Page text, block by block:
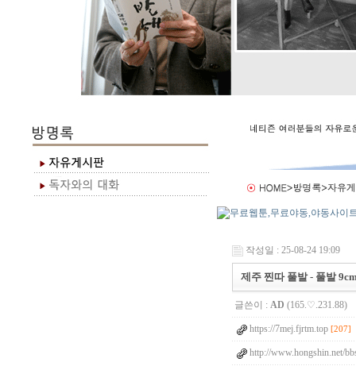
작성일 : 25-08-24 19:09
제주 찐따 풀발 - 풀발
글쓴이 : AD (165.♡.231.88)
https://7mej.fjrtm.top [207]
http://www.hongshin.net/